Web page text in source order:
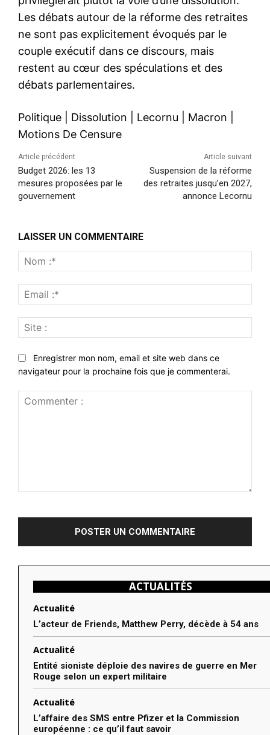
Les débats autour de la réforme des retraites
ne sont pas explicitement évoqués par le
couple exécutif dans ce discours, mais
restent au cœur des spéculations et des
débats parlementaires.
Politique Dissolution Lecornu Macron
Motions De Censure
Article précédent
Budget 2026: les 13
mesures proposées par le
gouvernement
Article suivant
Suspension de la réforme
des retraites jusqu’en 2027,
annonce Lecornu
LAISSER UN COMMENTAIRE
:*
:*
:
Enregistrer mon nom, email et site web dans ce
navigateur pour la prochaine fois que je commenterai.
ACTUALITÉS
Actualité
L’acteur de Friends, Matthew Perry, décède à 54 ans
Actualité
Entité sioniste déploie des navires de guerre en Mer
Rouge selon un expert militaire
Actualité
L’affaire des SMS entre Pfizer et la Commission
européenne : ce qu’il faut savoir